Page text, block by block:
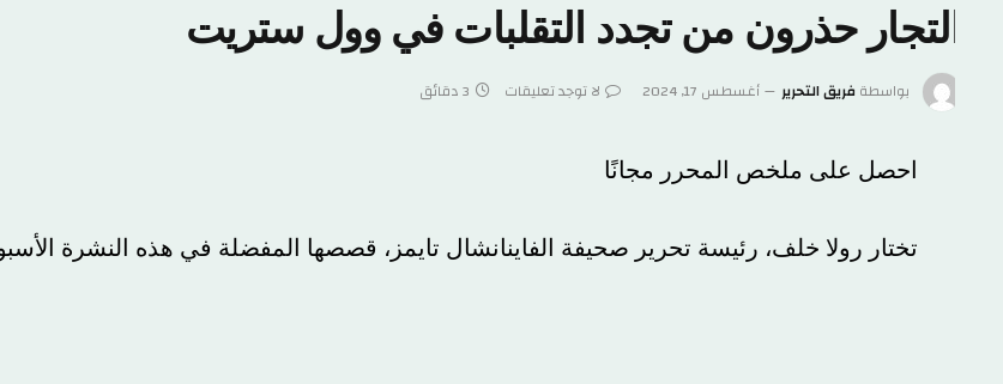
حذرون من تجدد التقلبات في وول ستريت
بواسطةفريق التحرير أغسطس 17, 2024 لا توجد تعليقات 3 دقائق
احصل على ملخص المحرر مجانًا
تختار رولا خلف، رئيسة تحرير صحيفة الفاينانشال تايمز، قصصها المفضلة في هذه النشرة الأسبوعية.